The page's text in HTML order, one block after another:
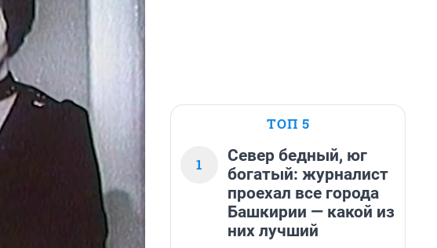
ТОП 5
1
Север бедный, юг
богатый: журналист
проехал все города
Башкирии — какой из
них лучший